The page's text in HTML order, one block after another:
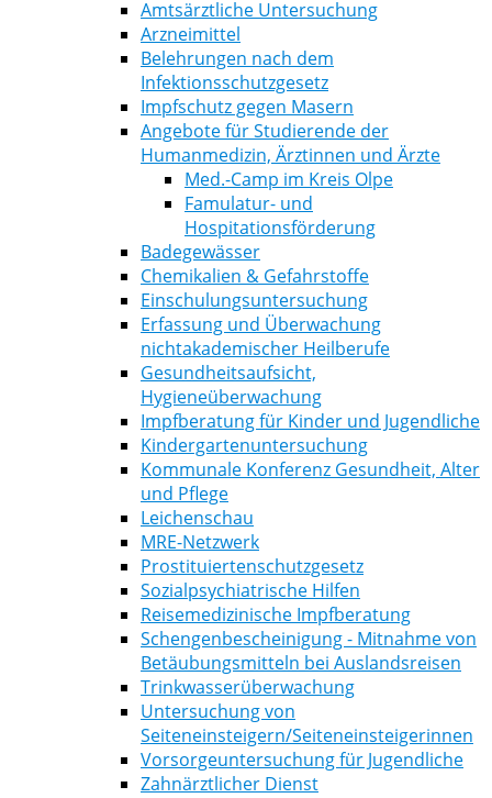
Amtsärztliche Untersuchung
Arzneimittel
Belehrungen nach dem
Infektionsschutzgesetz
Impfschutz gegen Masern
Angebote für Studierende der
Humanmedizin, Ärztinnen und Ärzte
Med.-Camp im Kreis Olpe
Famulatur- und
Hospitationsförderung
Badegewässer
Chemikalien & Gefahrstoffe
Einschulungsuntersuchung
Erfassung und Überwachung
nichtakademischer Heilberufe
Gesundheitsaufsicht,
Hygieneüberwachung
Impfberatung für Kinder und Jugendliche
Kindergartenuntersuchung
Kommunale Konferenz Gesundheit, Alter
und Pflege
Leichenschau
MRE-Netzwerk
Prostituiertenschutzgesetz
Sozialpsychiatrische Hilfen
Reisemedizinische Impfberatung
Schengenbescheinigung - Mitnahme von
Betäubungsmitteln bei Auslandsreisen
Trinkwasserüberwachung
Untersuchung von
Seiteneinsteigern/Seiteneinsteigerinnen
Vorsorgeuntersuchung für Jugendliche
Zahnärztlicher Dienst